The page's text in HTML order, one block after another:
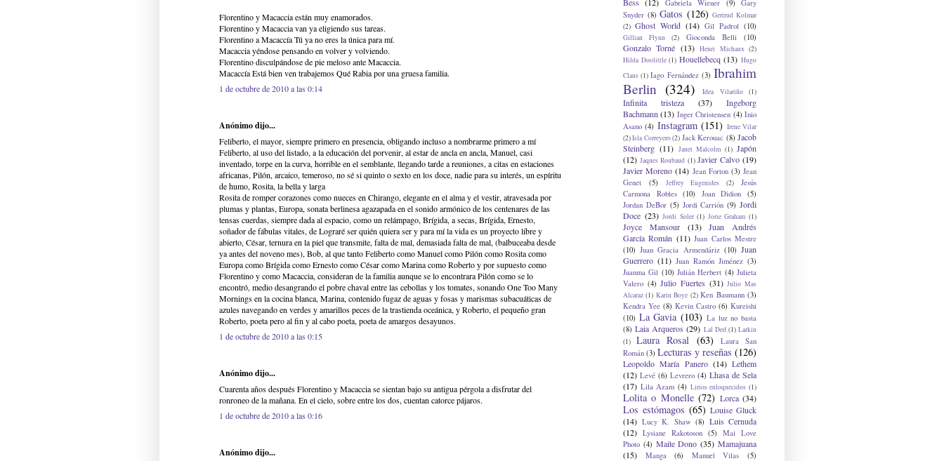
Florentino y Macaccia están muy enamorados.
Florentino y Macaccia van ya eligiendo sus tareas.
Florentino a Macaccía Tú ya no eres la única para mí.
Macaccia yéndose pensando en volver y volviendo.
Florentino disculpándose de pie meloso ante Macaccia.
Macaccía Está bien ven trabajemos Qué Rabia por una gruesa familia.
1 de octubre de 2010 a las 0:14
Anónimo dijo...
Feliberto, el mayor, siempre primero en presencia, obligando incluso a nombrarme primero a mí
Feliberto, al uso del listado, a la educación del porvenir, al estar de ancla en ancla, Manuel, casi
inventado, torpe en la curva, horrible en el semblante, llegando tarde a reuniones, a citas en estaciones
africanas, Pilón, arcaico, temeroso, no sé si quinto o sexto en los doce, nadie para su interés, un espíritu
de humo, Rosita, la bella y larga
Rosita de romper corazones como nueces en Chirango, elegante en el alma y el vestir, atravesada por
plumas y plantas, Europa, sonata berlinesa agazapada en el sonido armónico de los centenares de las
tensas cuerdas, siempre dada al espacio, como un relámpago, Brígida, a secas, Brígida, Ernesto,
soñador de fábulas vitales, de Lograré ser quién quiera ser y para mí la vida es un proyecto libre y
abierto, César, ternura en la piel que transmite, falta de mal, demasiada falta de mal, (balbuceaba desde
ya antes del noveno mes), Bob, al que tanto Feliberto como Manuel como Pilón como Rosita como
Europa como Brígida como Ernesto como César como Marina como Roberto y por supuesto como
Florentino y como Macaccia, consideran de la familia aunque se lo encontrara Pilón como se lo
encontró, medio desangrando el pobre chaval entre las cebollas y los tomates, sonando One Too Many
Mornings en la cocina blanca, Marina, contenido fugaz de aguas y fosas y marismas subacuáticas de
azules navegando en verdes y amarillos peces de la trastienda oceánica, y Roberto, el pequeño gran
Roberto, poeta pero al fin y al cabo poeta, poeta de amargos desayunos.
1 de octubre de 2010 a las 0:15
Anónimo dijo...
Cuarenta años después Florentino y Macaccia se sientan bajo su antigua pérgola a disfrutar del
ronroneo de la mañana. En el cielo, sobre entre los dos, cuentan catorce pájaros.
1 de octubre de 2010 a las 0:16
Anónimo dijo...
Gabriela Wiener (9)
Gary
Snyder (8) Gatos (126) Gertrud Kolmar
(2) Ghost World (14) Gil Padrol (10)
Gillian Flynn (2) Gioconda Belli (10)
Gonzalo Torné (13) Henri Michaux (2)
Hilda Doolittle (1) Houellebecq (13) Hugo
Claus (1) Iago Fernández (3) Ibrahim
Berlin (324) Idea Vilariño (1)
Infinita tristeza (37)
Ingeborg
Bachmann (13) Inger Christensen (4) Inio
Asano (4) Instagram (151) Irene Vilar
(2)Isla Correyero(2) Jack Kerouac (8) Jacob
Steinberg (11) Janet Malcolm (1) Japón
(12) Jaques Roubaud (1) Javier Calvo (19)
Javier Moreno (14) Jean Forton (3) Jean
Genet
(5) Jeffrey Eugenides (2)
Jesús
Carmona Robles
(10) Joan Didion
(5)
Jordan DeBor (5) Jordi Carrión (9) Jordi
Doce (23) Jordi Soler (1) Jorie Graham (1)
Joyce Mansour (13)
Juan Andrés
García Román (11) Juan Carlos Mestre
(10) Juan Gracia Armendáriz (10) Juan
Guerrero (11) Juan Ramón Jiménez (3)
Juanma Gil (10) Julián Herbert (4) Julieta
Valero (4) Julio Fuertes (31) Julio Mas
Alcaraz (1) Karin Boye (2) Ken Baumann (3)
Kendra Yee (8) Kevin Castro (6) Kureishi
(10) La Gavia (103) La luz no basta
(8) Laia Arqueros (29) Lal Ded (1) Larkin
(1)
Laura Rosal (63)
Laura San
Román (3) Lecturas y reseñas (126)
Leopoldo María Panero (14) Lethem
(12) Levé (6) Levrero (4) Lhasa de Sela
(17) Lila Azam (4) Lirios enloquecidos (1)
Lolita o Monelle (72) Lorca (34)
Los estómagos (65) Louise Gluck
(14) Lucy K. Shaw (8) Luis Cernuda
(12) Lysiane Rakotoson (5)
Mai Love
Photo (4) Maite Dono (35) Mamajuana
(15)
Manga (6) Manuel Vilas (5)